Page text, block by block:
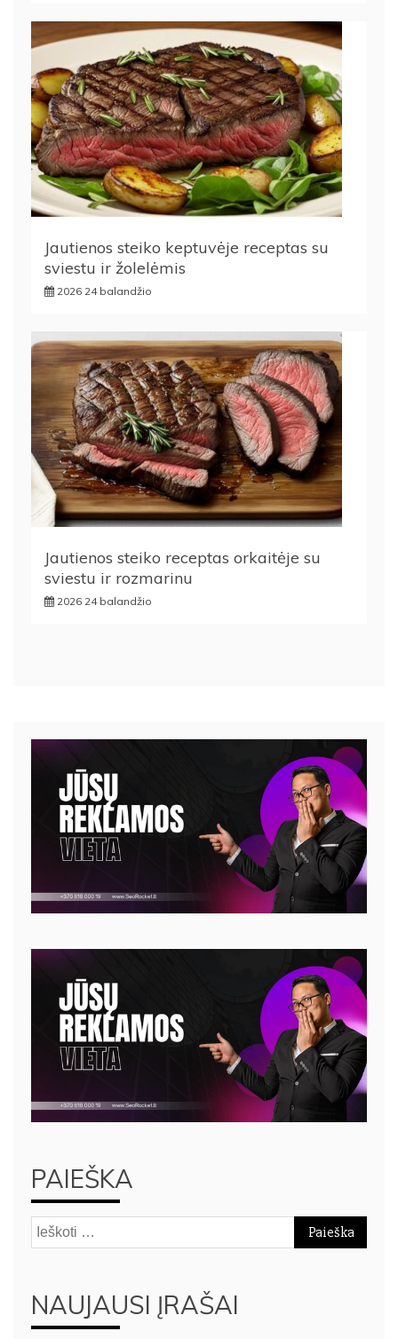
Jautienos steiko keptuvėje receptas su
sviestu ir žolelėmis
2026 24 balandžio
Jautienos steiko receptas orkaitėje su
sviestu ir rozmarinu
2026 24 balandžio
PAIEŠKA
Ieškoti:
NAUJAUSI ĮRAŠAI